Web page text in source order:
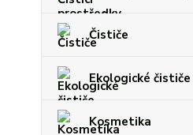
Čističe
Ekologické čističe
Kosmetika